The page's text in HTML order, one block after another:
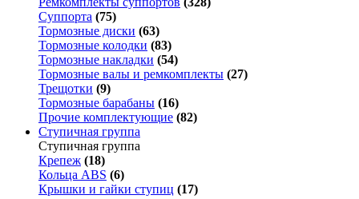
Суппорта (75)
Тормозные диски (63)
Тормозные колодки (83)
Тормозные накладки (54)
Тормозные валы и ремкомплекты (27)
Трещотки (9)
Тормозные барабаны (16)
Прочие комплектующие (82)
Ступичная группа
Ступичная группа
Крепеж (18)
Кольца ABS (6)
Крышки и гайки ступиц (17)